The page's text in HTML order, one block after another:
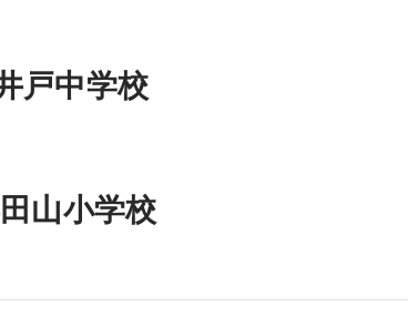
戸中学校
山小学校